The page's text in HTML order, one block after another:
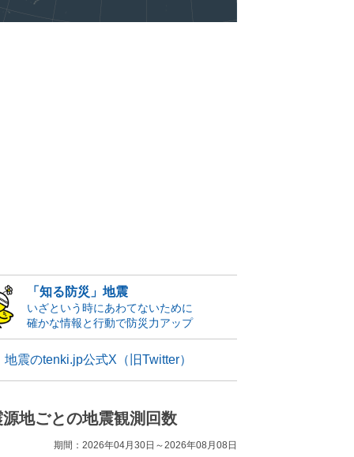
「知る防災」地震
いざという時にあわてないために
確かな情報と行動で防災力アップ
地震のtenki.jp公式X（旧Twitter）
源地ごとの地震観測回数
期間：2026年04月30日～2026年08月08日